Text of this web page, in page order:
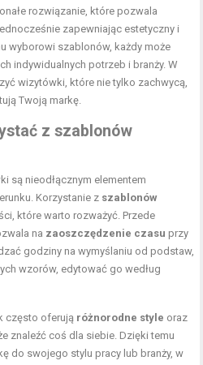
rozwiązanie, które pozwala
zapewniając estetyczny i
wyborowi szablonów, każdy może
indywidualnych potrzeb i branży. W
wizytówki, które nie tylko zachwycą,
Twoją markę.
z szablonów
są nieodłącznym elementem
Korzystanie z szablonów
które warto rozważyć. Przede
na zaoszczędzenie czasu przy
godziny na wymyślaniu od podstaw,
wzorów, edytować go według
często oferują różnorodne style oraz
znaleźć coś dla siebie. Dzięki temu
do swojego stylu pracy lub branży, w